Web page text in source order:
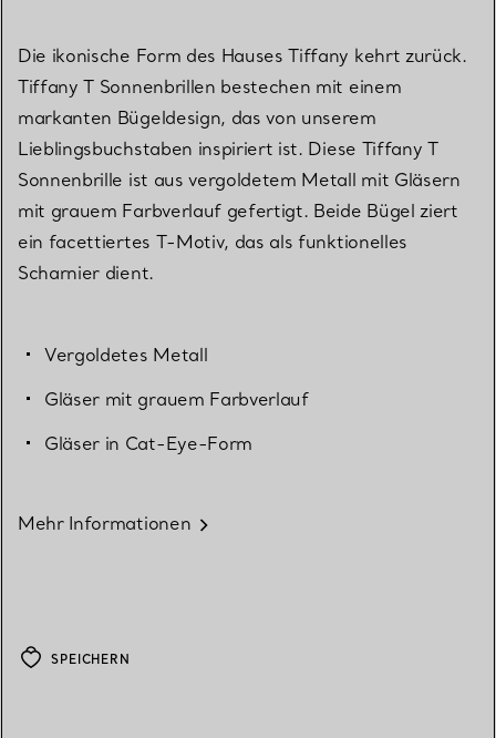
Die ikonische Form des Hauses Tiffany kehrt zurück.
Tiffany T Sonnenbrillen bestechen mit einem
markanten Bügeldesign, das von unserem
Lieblingsbuchstaben inspiriert ist. Diese Tiffany T
Sonnenbrille ist aus vergoldetem Metall mit Gläsern
mit grauem Farbverlauf gefertigt. Beide Bügel ziert
ein facettiertes T-Motiv, das als funktionelles
Scharnier dient.
Vergoldetes Metall
Gläser mit grauem Farbverlauf
Gläser in Cat-Eye-Form
Mehr Informationen
SPEICHERN